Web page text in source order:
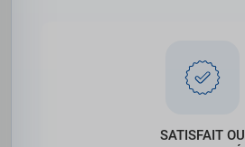
SATISFAIT OU